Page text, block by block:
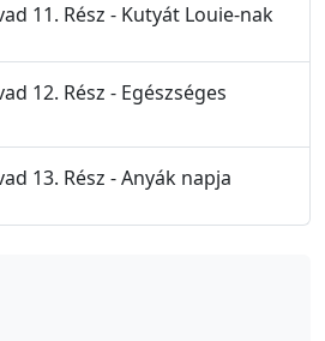
11. Rész - Kutyát Louie-nak
12. Rész - Egészséges
13. Rész - Anyák napja